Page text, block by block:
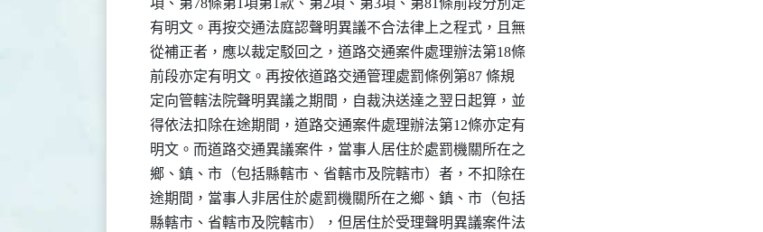
    有明文。再按交通法庭認聲明異議不合法律上之程式，且無
    從補正者，應以裁定駁回之，道路交通案件處理辦法第18條
    前段亦定有明文。再按依道路交通管理處罰條例第87 條規
    定向管轄法院聲明異議之期間，自裁決送達之翌日起算，並
    得依法扣除在途期間，道路交通案件處理辦法第12條亦定有
    明文。而道路交通異議案件，當事人居住於處罰機關所在之
    鄉、鎮、市（包括縣轄市、省轄市及院轄市）者，不扣除在
    途期間，當事人非居住於處罰機關所在之鄉、鎮、市（包括
    縣轄市、省轄市及院轄市），但居住於受理聲明異議案件法